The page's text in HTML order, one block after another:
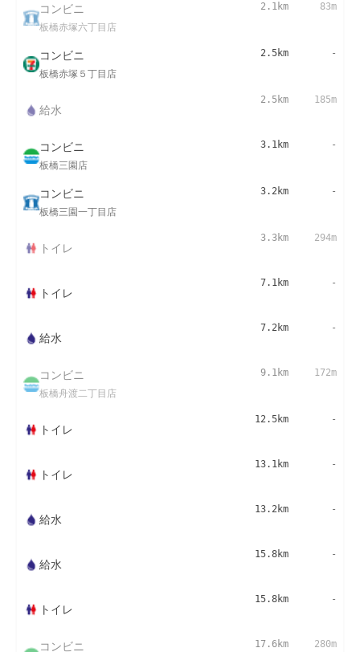
コンビニ
板橋赤塚六丁目店
2.1km 83m
コンビニ
板橋赤塚５丁目店
2.5km -
給水
2.5km 185m
コンビニ
板橋三園店
3.1km -
コンビニ
板橋三園一丁目店
3.2km -
トイレ
3.3km 294m
トイレ
7.1km -
給水
7.2km -
コンビニ
板橋舟渡二丁目店
9.1km 172m
トイレ
12.5km -
トイレ
13.1km -
給水
13.2km -
給水
15.8km -
トイレ
15.8km -
コンビニ 17.6km 280m